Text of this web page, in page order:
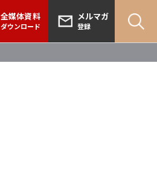
全媒体資料
ダウンロード
メルマガ
登録